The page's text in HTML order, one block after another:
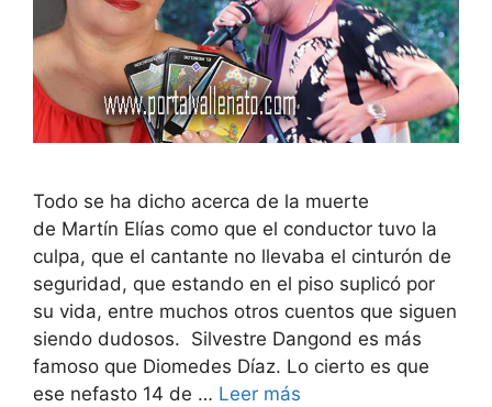
Todo se ha dicho acerca de la muerte
de Martín Elías como que el conductor tuvo la
culpa, que el cantante no llevaba el cinturón de
seguridad, que estando en el piso suplicó por
su vida, entre muchos otros cuentos que siguen
siendo dudosos. Silvestre Dangond es más
famoso que Diomedes Díaz. Lo cierto es que
ese nefasto 14 de … Leer más